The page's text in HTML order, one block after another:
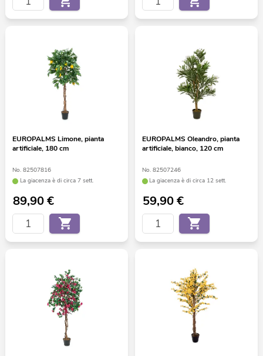
EUROPALMS Limone, pianta
artificiale, 180 cm
No. 82507816
La giacenza è di circa 7 sett.
89,90€
EUROPALMS Oleandro, pianta
artificiale, bianco, 120 cm
No. 82507246
La giacenza è di circa 12 sett.
59,90€